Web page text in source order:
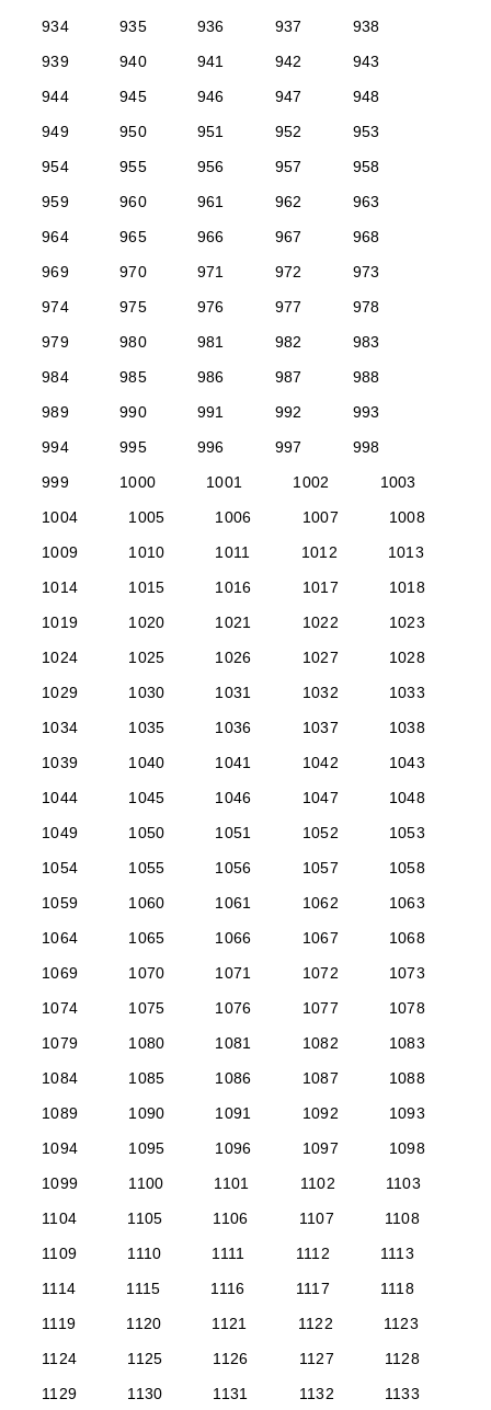
934 935 936 937
938
939
940 941 942
943
944
945 946 947
948
949
950 951 952
953
954
955 956 957
958
959
960 961 962
963
964
965 966 967
968
969
970 971 972
973
974
975 976 977
978
979
980 981 982
983
984
985 986 987
988
989
990 991 992
993
994
995 996 997
998
999
1000 1001 1002
1003
1004
1005 1006 1007
1008
1009
1010 1011 1012
1013
1014
1015 1016 1017
1018
1019
1020 1021 1022
1023
1024
1025 1026 1027
1028
1029
1030 1031 1032
1033
1034
1035 1036 1037
1038
1039
1040 1041 1042
1043
1044
1045 1046 1047
1048
1049
1050 1051 1052
1053
1054
1055 1056 1057
1058
1059
1060 1061 1062
1063
1064
1065 1066 1067
1068
1069
1070 1071 1072
1073
1074
1075 1076 1077
1078
1079
1080 1081 1082
1083
1084
1085 1086 1087
1088
1089
1090 1091 1092
1093
1094
1095 1096 1097
1098
1099
1100 1101 1102
1103
1104
1105 1106 1107
1108
1109
1110 1111 1112
1113
1114
1115 1116 1117
1118
1119
1120 1121 1122
1123
1124
1125 1126 1127
1128
1129
1130 1131 1132
1133